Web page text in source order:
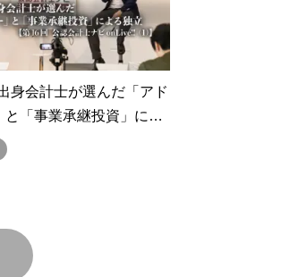
身会計士が選んだ「アド
と「事業承継投資」に…